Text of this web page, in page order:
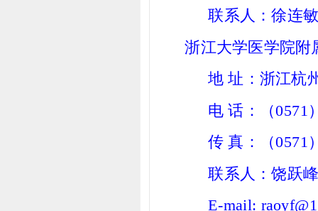
联系人：徐连
浙江大学医学院附
地 址：浙江杭
电 话：（0571
传 真：（0571
联系人：饶跃
E-mail: